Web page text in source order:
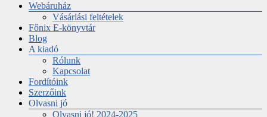
Webáruház
Vásárlási feltételek
Főnix E-könyvtár
Blog
A kiadó
Rólunk
Kapcsolat
Fordítóink
Szerzőink
Olvasni jó
Olvasni jó! 2024-2025